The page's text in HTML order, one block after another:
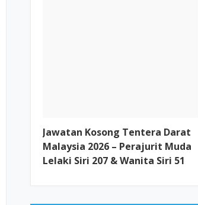
Jawatan Kosong Tentera Darat
Malaysia 2026 – Perajurit Muda
Lelaki Siri 207 & Wanita Siri 51